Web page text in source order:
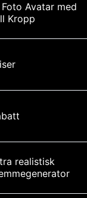
Avatar med
Kropp
realistisk